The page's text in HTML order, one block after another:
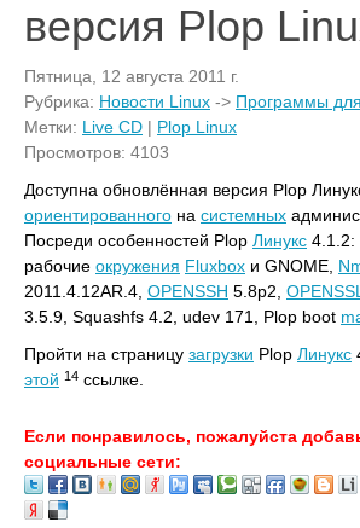
версия Plop
Пятница, 12 августа 2011 г.
Рубрика: Новости Linux -> Программы
Метки: Live CD | Plop Linux
Просмотров: 4103
Доступна обновлённая версия Plop
ориентированного на системных
Посреди особенностей Plop Линукс 4.1.2:
рабочие окружения Fluxbox и GNOME,
2011.4.12AR.4, OPENSSH 5.8p2, OPENSSL
3.5.9, Squashfs 4.2, udev 171, Plop boot
Пройти на страницу загрузки Plop Линукс
этой 14 ссылке.
Если понравилось, пожалуйста
социальные сети: